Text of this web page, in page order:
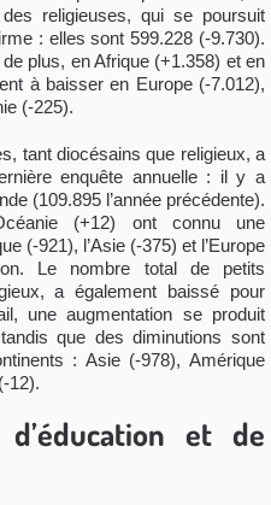
religieuses, qui se poursuit
: elles sont 599.228 (-9.730).
plus, en Afrique (+1.358) et en
à baisser en Europe (-7.012),
(-225).
tant diocésains que religieux, a
enquête annuelle : il y a
(109.895 l’année précédente).
(+12) ont connu une
(-921), l’Asie (-375) et l’Europe
Le nombre total de petits
a également baissé pour
une augmentation se produit
que des diminutions sont
: Asie (-978), Amérique
12).
et de